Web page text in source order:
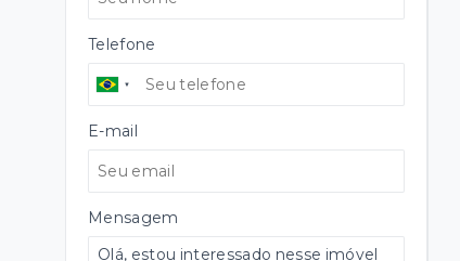
Telefone
E-mail
Mensagem